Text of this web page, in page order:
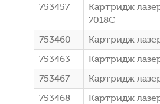
753457
Картридж
7018C
753460
Картридж
753463
Картридж
753467
Картридж
753468
Картридж